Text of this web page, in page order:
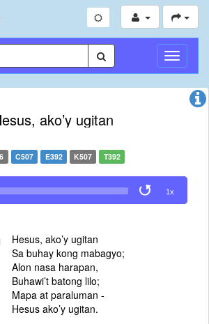
Toggle
ako’y ugitan
C507 E392 K507 T392
1x
Hesus, ako’y ugitan
Sa buhay kong mabagyo;
Alon nasa harapan,
Buhawi’t batong lilo;
Mapa at paraluman -
Hesus ako’y ugitan.